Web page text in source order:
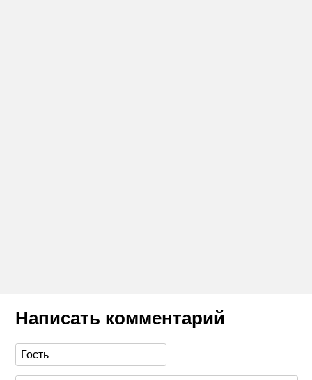
Написать комментарий